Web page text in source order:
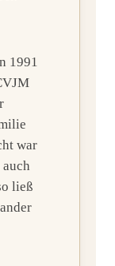
1991
war
ließ